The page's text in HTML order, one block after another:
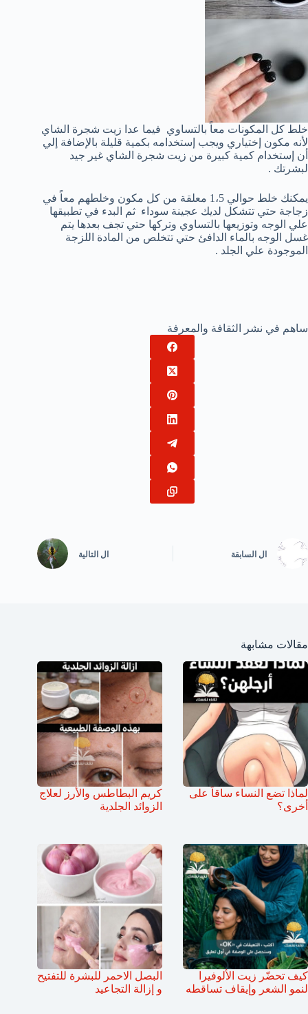
خلط كل المكونات معاً بالتساوي فيما عدا زيت شجرة الشاي
لأنه مكون إختياري ويجب إستخدامه بكمية قليلة بالإضافة إلي
أن إستخدام كمية كبيرة من زيت شجرة الشاي غير جيد
لبشرتك .
يمكنك خلط حوالي 1،5 معلقة من كل مكون وخلطهم معاً في
زجاجة حتي تتشكل لديك عجينة سوداء ثم البدء في تطبيقها
علي الوجه وتوزيعها بالتساوي وتركها حتي تجف بعدها يتم
غسل الوجه بالماء الدافئ حتي تتخلص من المادة اللزجة
الموجودة علي الجلد .
ساهم في نشر الثقافة والمعرفة
ال السابقة ال التالية
مقالات مشابهة
لماذا تضع النساء ساقاً على
أخرى؟
كريم البطاطس والأرز لعلاج
الزوائد الجلدية
كيف تحضّر زيت الألوفيرا
لنمو الشعر وإيقاف تساقطه
البصل الاحمر للبشرة للتفتيح
و إزالة التجاعيد